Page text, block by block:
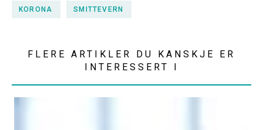
KORONA SMITTEVERN
FLERE ARTIKLER DU KANSKJE ER
INTERESSERT I